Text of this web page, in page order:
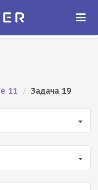
ОТКРЫТЬ
11 / Задача 19